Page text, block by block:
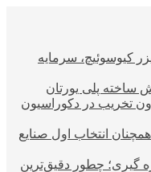
کیوسوئیچ، سرمایه
ساخته پلی یورتان
تخریب در دکوراسیون
چرا محصولات جوشکاری ESAB همچنان انتخاب اول صنایع
گیری؛ چطور دقیق‌ترین